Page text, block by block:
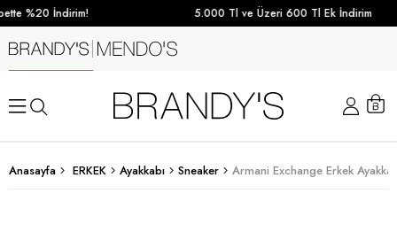
%20 İndirim! 5.000 Tl ve Üzeri 600 Tl Ek İndirim
Anasayfa ERKEK Ayakkabı Sneaker Armani Exchange Erkek